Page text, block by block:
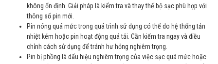
không ổn định. Giải pháp là kiểm tra và thay thế bộ sạc phù hợp với
thông số pin mới.
Pin nóng quá mức trong quá trình sử dụng có thể do hệ thống tản
nhiệt kém hoặc pin hoạt động quá tải. Cần kiểm tra ngay và điều
chỉnh cách sử dụng để tránh hư hỏng nghiêm trọng.
Pin bị phồng là dấu hiệu nghiêm trọng của việc sạc quá mức hoặc